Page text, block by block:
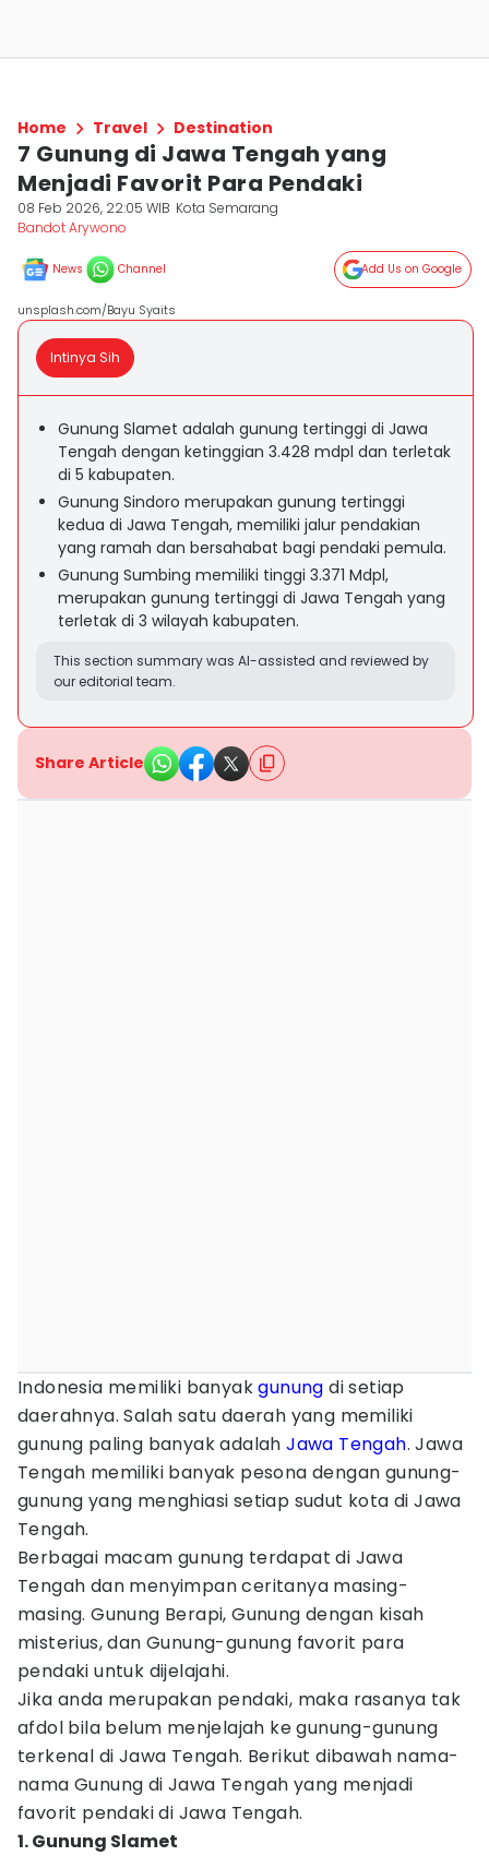
Home Travel Destination
7 Gunung di Jawa Tengah yang
Menjadi Favorit Para Pendaki
08 Feb 2026, 22:05 WIB Kota Semarang
Bandot Arywono
News Channel Add Us on Google
unsplash.com/Bayu Syaits
Intinya Sih
Gunung Slamet adalah gunung tertinggi di Jawa
Tengah dengan ketinggian 3.428 mdpl dan terletak
di 5 kabupaten.
Gunung Sindoro merupakan gunung tertinggi
kedua di Jawa Tengah, memiliki jalur pendakian
yang ramah dan bersahabat bagi pendaki pemula.
Gunung Sumbing memiliki tinggi 3.371 Mdpl,
merupakan gunung tertinggi di Jawa Tengah yang
terletak di 3 wilayah kabupaten.
This section summary was AI-assisted and reviewed by
our editorial team.
Share Article
Indonesia memiliki banyakgunung di setiap
daerahnya. Salah satu daerah yang memiliki
gunung paling banyak adalahJawa Tengah. Jawa
Tengah memiliki banyak pesona dengan gunung-
gunung yang menghiasi setiap sudut kota di Jawa
Tengah.
Berbagai macam gunung terdapat di Jawa
Tengah dan menyimpan ceritanya masing-
masing. Gunung Berapi, Gunung dengan kisah
misterius, dan Gunung-gunung favorit para
pendaki untuk dijelajahi.
Jika anda merupakan pendaki, maka rasanya tak
afdol bila belum menjelajah ke gunung-gunung
terkenal di Jawa Tengah. Berikut dibawah nama-
nama Gunung di Jawa Tengah yang menjadi
favorit pendaki di Jawa Tengah.
1. Gunung Slamet